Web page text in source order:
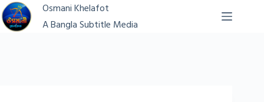
Skip
to
content
Osmani Khelafot
A Bangla Subtitle Media